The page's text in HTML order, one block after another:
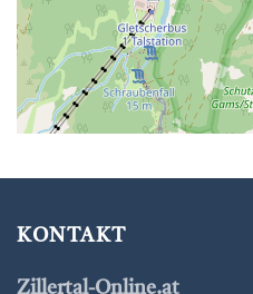
KONTAKT
Zillertal-Online.at